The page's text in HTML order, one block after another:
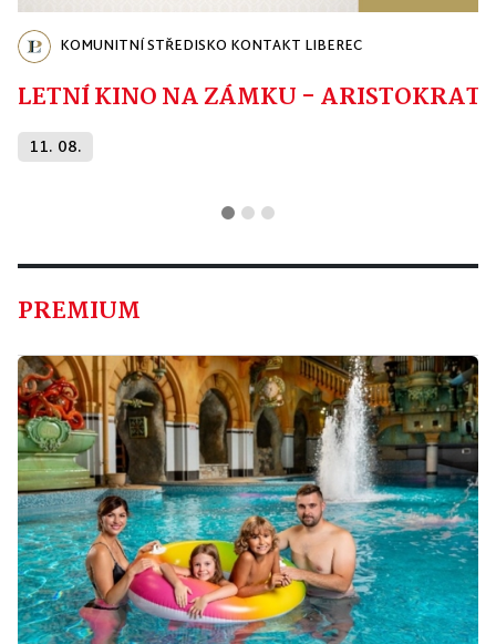
KOMUNITNÍ STŘEDISKO KONTAKT LIBEREC
LETNÍ KINO NA ZÁMKU -
11. 08.
PREMIUM